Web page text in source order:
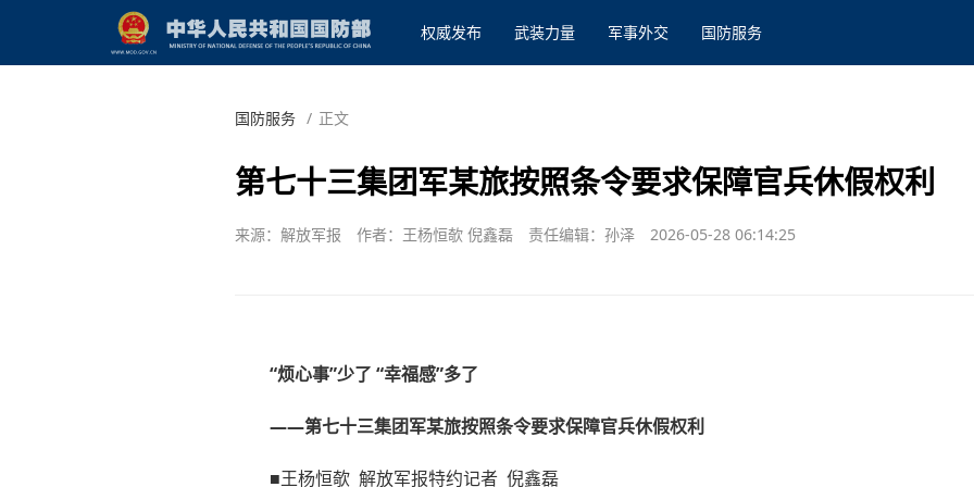
权威发布 武装力量 军事外交 国防服务
国防服务 / 正文
第七十三集团军某旅按照条令要求保障官兵休假权利
来源：解放军报 作者：王杨恒欹 倪鑫磊 责任编辑：孙泽 2026-05-28 06:14:25
“烦心事”少了 “幸福感”多了
——第七十三集团军某旅按照条令要求保障官兵休假权利
■王杨恒欹 解放军报特约记者 倪鑫磊